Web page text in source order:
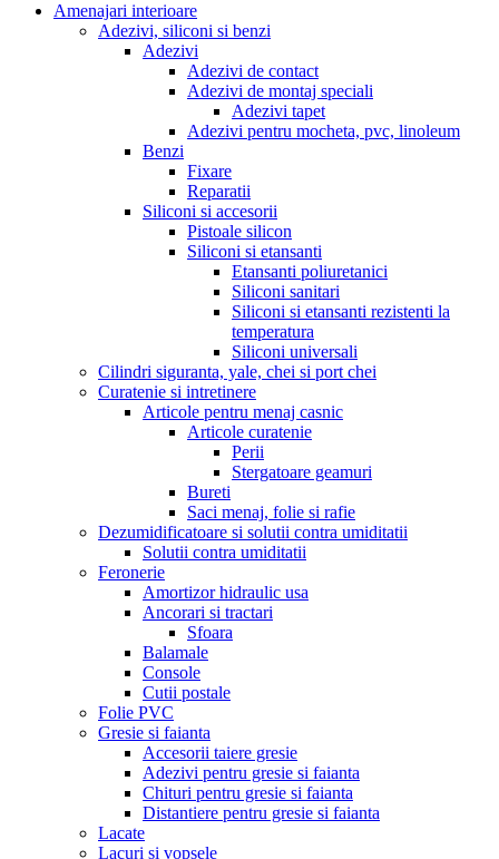
Amenajari interioare
Adezivi, siliconi si benzi
Adezivi
Adezivi de contact
Adezivi de montaj speciali
Adezivi tapet
Adezivi pentru mocheta, pvc, linoleum
Benzi
Fixare
Reparatii
Siliconi si accesorii
Pistoale silicon
Siliconi si etansanti
Etansanti poliuretanici
Siliconi sanitari
Siliconi si etansanti rezistenti la
temperatura
Siliconi universali
Cilindri siguranta, yale, chei si port chei
Curatenie si intretinere
Articole pentru menaj casnic
Articole curatenie
Perii
Stergatoare geamuri
Bureti
Saci menaj, folie si rafie
Dezumidificatoare si solutii contra umiditatii
Solutii contra umiditatii
Feronerie
Amortizor hidraulic usa
Ancorari si tractari
Sfoara
Balamale
Console
Cutii postale
Folie PVC
Gresie si faianta
Accesorii taiere gresie
Adezivi pentru gresie si faianta
Chituri pentru gresie si faianta
Distantiere pentru gresie si faianta
Lacate
Lacuri si vopsele